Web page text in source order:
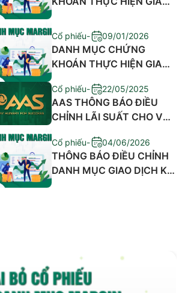
08/2026
Cổ phiếu- 09/01/2026
DANH MỤC CHỨNG
KHOÁN THỰC HIỆN GIAO
01/2026
Cổ phiếu- 22/05/2025
​AAS THÔNG BÁO ĐIỀU
CHỈNH LÃI SUẤT CHO VAY
ỨNG TRƯỚC TIỀN BÁN
Cổ phiếu- 04/06/2026
THÔNG BÁO ĐIỀU CHỈNH
DANH MỤC GIAO DỊCH KÝ